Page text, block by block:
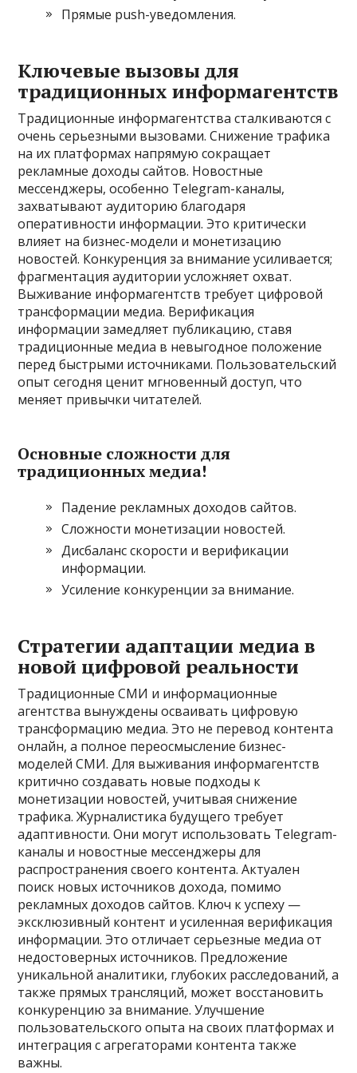
Прямые push-уведомления.
Ключевые вызовы для
традиционных информагентств
Традиционные информагентства сталкиваются с
очень серьезными вызовами. Снижение трафика
на их платформах напрямую сокращает
рекламные доходы сайтов. Новостные
мессенджеры, особенно Telegram-каналы,
захватывают аудиторию благодаря
оперативности информации. Это критически
влияет на бизнес-модели и монетизацию
новостей. Конкуренция за внимание усиливается;
фрагментация аудитории усложняет охват.
Выживание информагентств требует цифровой
трансформации медиа. Верификация
информации замедляет публикацию, ставя
традиционные медиа в невыгодное положение
перед быстрыми источниками. Пользовательский
опыт сегодня ценит мгновенный доступ, что
меняет привычки читателей.
Основные сложности для
традиционных медиа!
Падение рекламных доходов сайтов.
Сложности монетизации новостей.
Дисбаланс скорости и верификации
информации.
Усиление конкуренции за внимание.
Стратегии адаптации медиа в
новой цифровой реальности
Традиционные СМИ и информационные
агентства вынуждены осваивать цифровую
трансформацию медиа. Это не перевод контента
онлайн, а полное переосмысление бизнес-
моделей СМИ. Для выживания информагентств
критично создавать новые подходы к
монетизации новостей, учитывая снижение
трафика. Журналистика будущего требует
адаптивности. Они могут использовать Telegram-
каналы и новостные мессенджеры для
распространения своего контента. Актуален
поиск новых источников дохода, помимо
рекламных доходов сайтов. Ключ к успеху —
эксклюзивный контент и усиленная верификация
информации. Это отличает серьезные медиа от
недостоверных источников. Предложение
уникальной аналитики, глубоких расследований, а
также прямых трансляций, может восстановить
конкуренцию за внимание. Улучшение
пользовательского опыта на своих платформах и
интеграция с агрегаторами контента также
важны.